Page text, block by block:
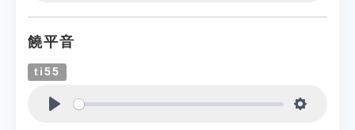
饒平音
ti55